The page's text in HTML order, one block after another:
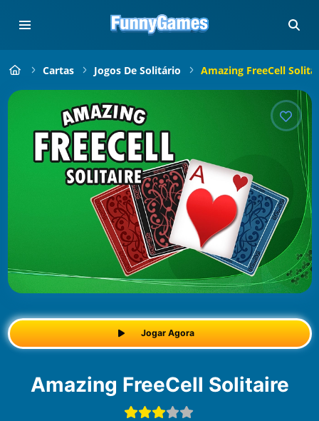
Cartas Jogos De Solitário Amazing FreeCell
Jogar Agora
Amazing FreeCell Solitaire